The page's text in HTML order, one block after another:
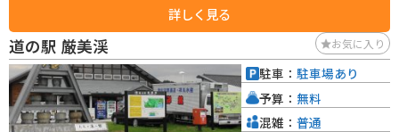
団子」と呼ばれる名物です。滝見台から対岸の茶屋に向かって注文すると、
ワイヤーを使って団子が届けられるユニークな体験が楽しめます。また、遊
歩道が整備されており、吊り橋から上流と下流の異なる景観を楽しむことが
できます。春の新緑や秋の紅葉シーズンは特に美しく、多くの観光客が訪れ
ます。また、周辺には道の駅厳美渓や温泉施設もあり、一日を通して楽しむ
ことができます。
詳しく見る
道の駅 厳美渓 お気に入り
駐車： 駐車場あり
予算： 無料
混雑： 普通